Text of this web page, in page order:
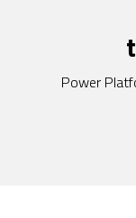
Power